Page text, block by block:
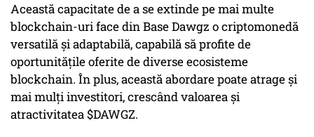
Această capacitate de a se extinde pe mai multe
blockchain-uri face din Base Dawgz o criptomonedă
versatilă și adaptabilă, capabilă să profite de
oportunitățile oferite de diverse ecosisteme
blockchain. În plus, această abordare poate atrage și
mai mulți investitori, crescând valoarea și
atractivitatea $DAWGZ.